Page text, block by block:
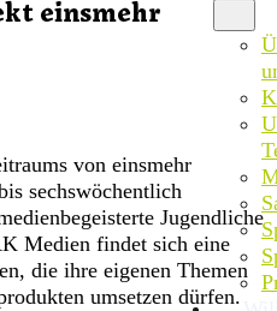
einsmehr
von einsmehr
sechswöchentlich
Jugendliche
Medien findet sich eine
die ihre eigenen Themen
umsetzen dürfen.